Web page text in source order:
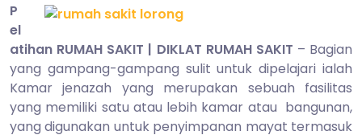
2014
P
el
atihan RUMAH SAKIT | DIKLAT RUMAH SAKIT – Bagian
yang gampang-gampang sulit untuk dipelajari ialah
Kamar jenazah yang merupakan sebuah fasilitas
yang memiliki satu atau lebih kamar atau bangunan,
yang digunakan untuk penyimpanan mayat termasuk